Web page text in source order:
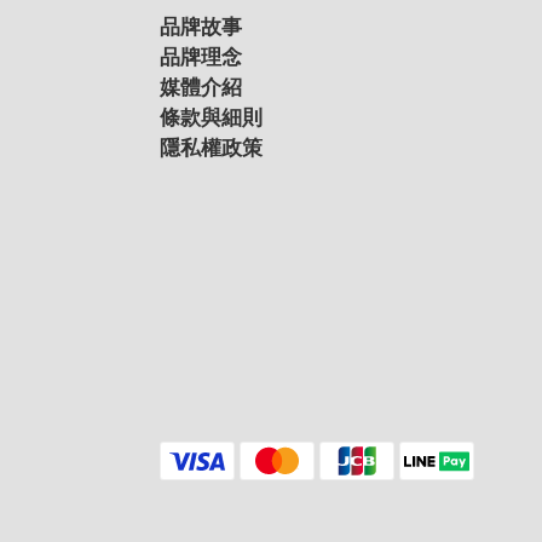
品牌故事
品牌理念
媒體介紹
條款與細則
隱私權政策